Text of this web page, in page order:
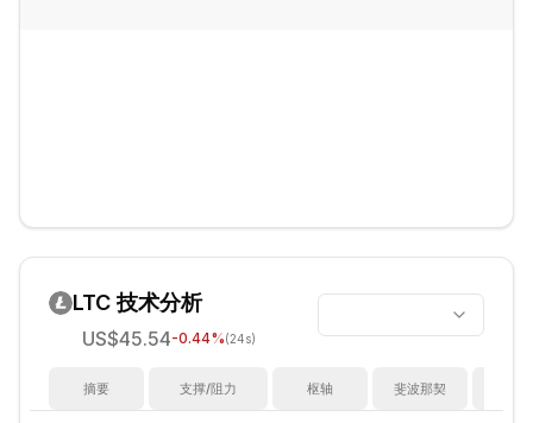
LTC技术分析
US$45.54-0.44%(24s)
摘要 支撑/阻力 枢轴 斐波那契